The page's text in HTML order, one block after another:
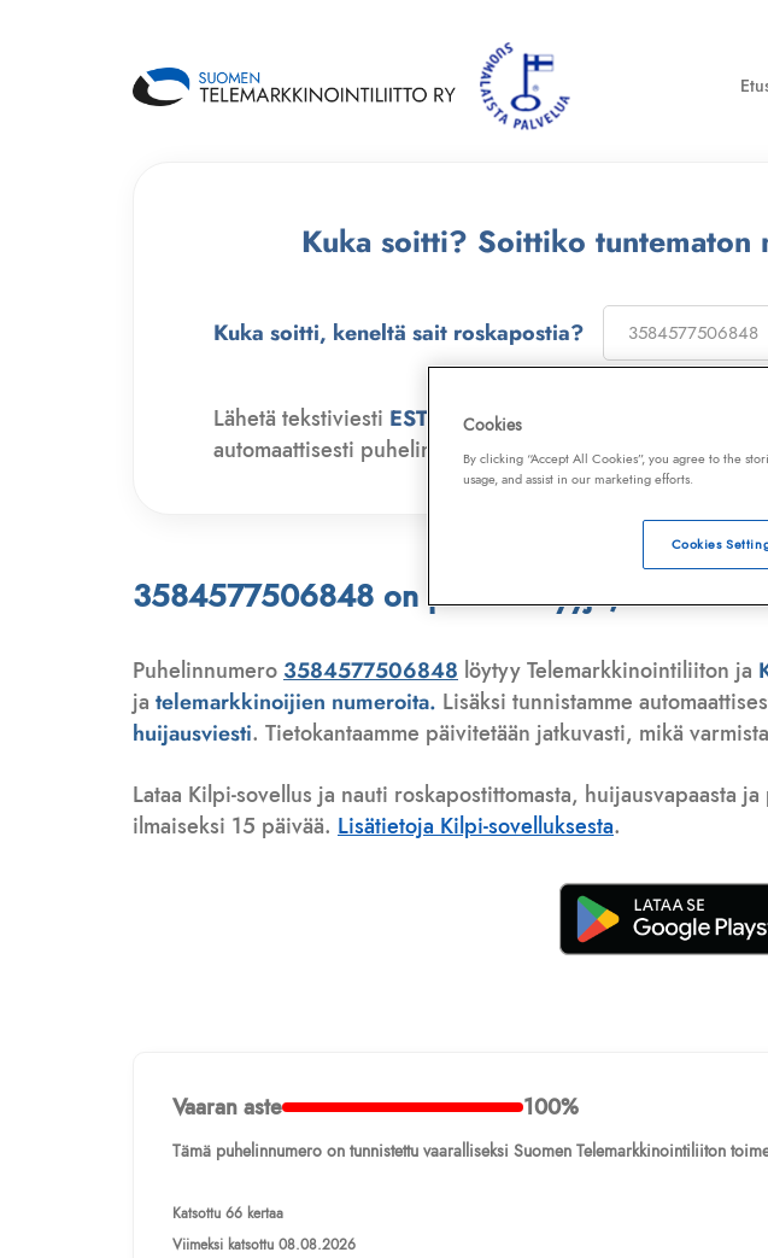
Kuka soitti? Soittiko tuntematon
Kuka soitti, keneltä sait roskapostia?
Lähetä tekstiviesti ESTO numeroon
, niin saat
automaattisesti puhelinmyyjien soitot, huijaussoitot,
3584577506848 on puhelinmyyjä,
Puhelinnumero 3584577506848 löytyy Telemarkkinointiliiton ja
ja telemarkkinoijien numeroita. Lisäksi tunnistamme
huijausviesti. Tietokantaamme päivitetään jatkuvasti, mikä
Lataa Kilpi-sovellus ja nauti roskapostittomasta, huijausvapaasta
ilmaiseksi 15 päivää. Lisätietoja Kilpi-sovelluksesta.
Vaaran aste 100%
Tämä puhelinnumero on tunnistettu vaaralliseksi Suomen Telemarkkinointiliiton
Katsottu 66 kertaa
Viimeksi katsottu 08.08.2026
Cookies
By clicking “Accept All Cookies”, you agree to the
usage, and assist in our marketing efforts.
Cookies